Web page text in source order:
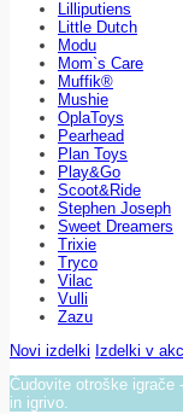
Lilliputiens
Little Dutch
Modu
Mom`s Care
Muffik®
Mushie
OplaToys
Pearhead
Plan Toys
Play&Go
Scoot&Ride
Stephen Joseph
Sweet Dreamers
Trixie
Tryco
Vilac
Vulli
Zazu
Novi izdelki Izdelki v
Čudovite otroške igrače
in igrivo.